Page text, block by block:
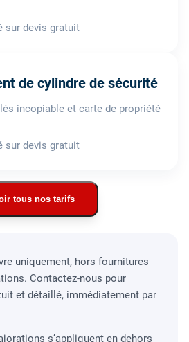
sur devis gratuit
de cylindre de sécurité
incopiable et carte de propriété
sur devis gratuit
tous nos tarifs
uniquement, hors fournitures
Contactez-nous pour
et détaillé, immédiatement par
s’appliquent en dehors